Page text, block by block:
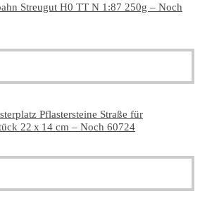
Streugut H0 TT N 1:87 250g – Noch
Pflastersteine Straße für
22 x 14 cm – Noch 60724